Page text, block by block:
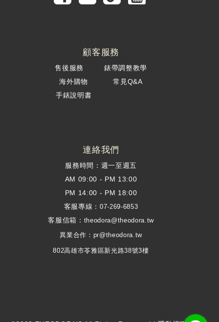
顧客服務
售後服務 錶帶調整教學
海外購物常見Q&A
手錶說明書
連絡我們
服務時間：週一至週五
AM 09:00 - PM 13:00
PM 14:00 - PM 18:00
客服專線：07-269-6853
客服信箱： theodora@theodora.tw
異業合作：pr@theodora.tw
802高雄市苓雅區新光路38號3樓